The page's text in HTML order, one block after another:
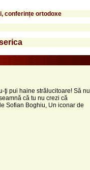
conferințe ortodoxe
ţi pui haine strălucitoare! Să nu
că tu nu crezi că
Sofian Boghiu, Un iconar de